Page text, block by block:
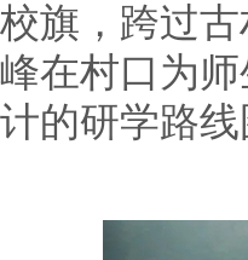
校旗，跨过
峰在村口为
计的研学路线